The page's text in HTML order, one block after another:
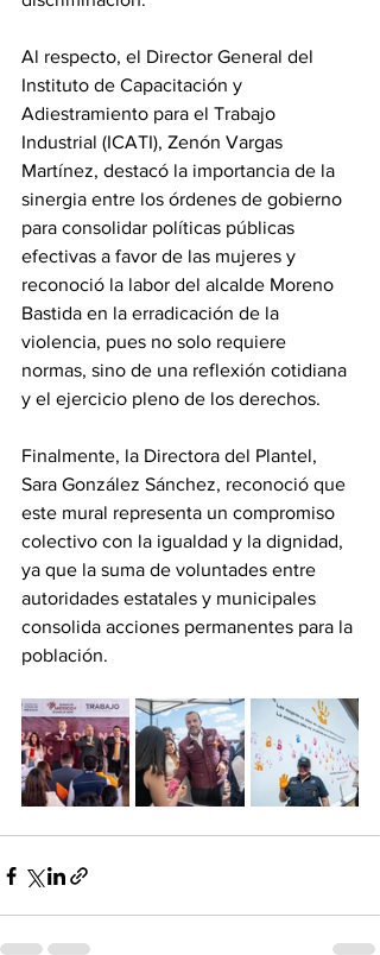
Al respecto, el Director General del
Instituto de Capacitación y
Adiestramiento para el Trabajo
Industrial (ICATI), Zenón Vargas
Martínez, destacó la importancia de la
sinergia entre los órdenes de gobierno
para consolidar políticas públicas
efectivas a favor de las mujeres y
reconoció la labor del alcalde Moreno
Bastida en la erradicación de la
violencia, pues no solo requiere
normas, sino de una reflexión cotidiana
y el ejercicio pleno de los derechos.
Finalmente, la Directora del Plantel,
Sara González Sánchez, reconoció que
este mural representa un compromiso
colectivo con la igualdad y la dignidad,
ya que la suma de voluntades entre
autoridades estatales y municipales
consolida acciones permanentes para la
población.